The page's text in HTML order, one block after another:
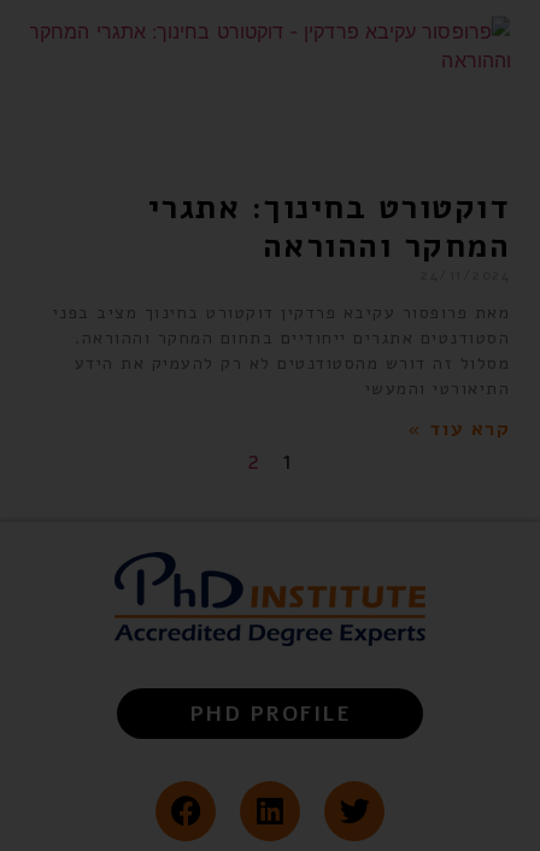
דוקטורט בחינוך: אתגרי
המחקר וההוראה
מאת פרופסור עקיבא פרדקין דוקטורט בחינוך מציב בפני
הסטודנטים אתגרים ייחודיים בתחום המחקר וההוראה.
מסלול זה דורש מהסטודנטים לא רק להעמיק את הידע
התיאורטי והמעשי
קרא עוד »
1
2
PHD PROFILE